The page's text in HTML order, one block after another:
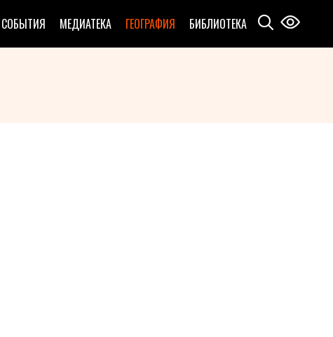
СОБЫТИЯ МЕДИАТЕКА ГЕОГРАФИЯ БИБЛИОТЕКА